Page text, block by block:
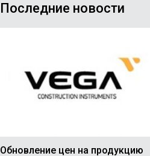
Последние новости
Обновление цен на продукцию